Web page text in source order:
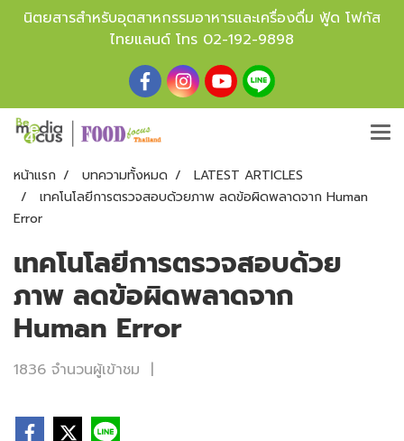
นิตยสารสำหรับอุตสาหกรรมอาหารและเครื่องดื่ม ฟู้ด โฟกัส
ไทยแลนด์ โทร 02-192-9898
หน้าแรก บทความทั้งหมด
LATEST ARTICLES
เทคโนโลยีการตรวจสอบด้วยภาพ ลดข้อผิดพลาดจาก Human
Error
เทคโนโลยีการตรวจสอบด้วย
ภาพ ลดข้อผิดพลาดจาก
Human Error
1836 จำนวนผู้เข้าชม |